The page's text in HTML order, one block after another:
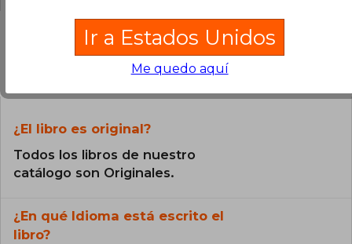
Preguntas frecuentes sobre el libro
¿El libro es original?
Todos los libros de nuestro
catálogo son Originales.
¿En qué Idioma está escrito el
libro?
Ir a Estados Unidos
Me quedo aquí